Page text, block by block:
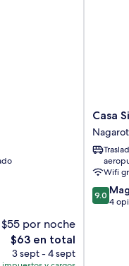
$55 por noche
El
precio
$63 en total
3 sept - 4 sept
Casa
Sirena
Surf
Lodge
Casa
Wifi
9.0
de
9.0
4